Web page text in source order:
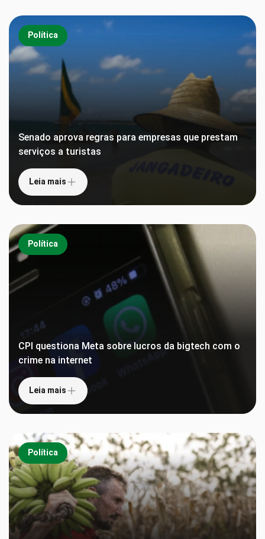
Política
Senado aprova regras para empresas que prestam
serviços a turistas
Leia mais
Política
CPI questiona Meta sobre lucros da bigtech com o
crime na internet
Leia mais
Política